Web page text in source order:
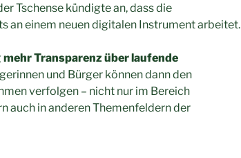
Tschense kündigte an, dass die
an einem neuen digitalen Instrument arbeitet.
mehr Transparenz über laufende
und Bürger können dann den
verfolgen – nicht nur im Bereich
auch in anderen Themenfeldern der